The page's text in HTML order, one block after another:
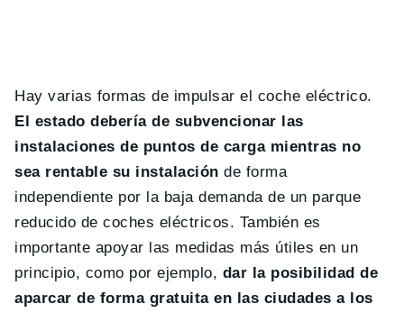
Hay varias formas de impulsar el coche eléctrico.
El estado debería de subvencionar las
instalaciones de puntos de carga mientras no
sea rentable su instalación de forma
independiente por la baja demanda de un parque
reducido de coches eléctricos. También es
importante apoyar las medidas más útiles en un
principio, como por ejemplo, dar la posibilidad de
aparcar de forma gratuita en las ciudades a los